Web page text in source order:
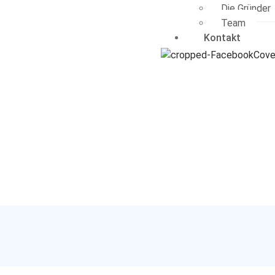
Die Gründer
Team
Kontakt